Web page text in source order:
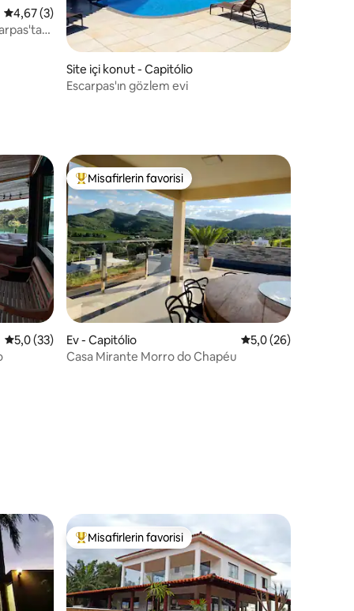
5 üzerinden ortalama 4,67 puan, 3 değerlendirme
4,67 (3)
Site içi konut - Capitólio
Escarpas'ın gözlem evi
arasında
5 üzerinden ortalama 5,0 puan, 33 değerlendirme
5,0 (33)
Misafirlerin favorilerinden en beğenilenler arasında
Misafirlerin favorisi
Ev - Capitólio 5 üzerinden
5,0 (26)
Casa Mirante Morro do Chapéu
Misafirlerin favorilerinden en beğenilenler arasında
Misafirlerin favorisi